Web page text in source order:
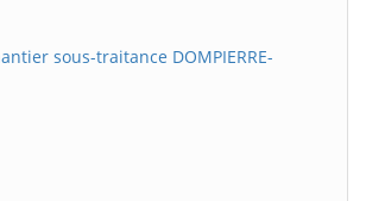
sous-traitance DOMPIERRE-